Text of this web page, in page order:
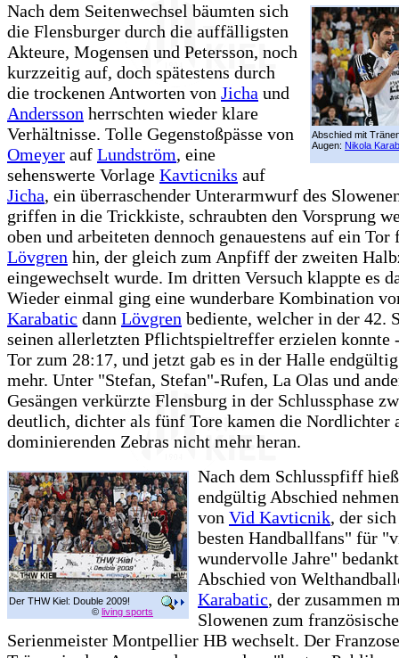
Abschied mit
Augen: Nikola
Nach dem Seitenwechsel bäumten sich
die Flensburger durch die auffälligsten
Akteure, Mogensen und Petersson, noch
kurzzeitig auf, doch spätestens durch
die trockenen Antworten von Jicha und
Andersson herrschten wieder klare
Verhältnisse. Tolle Gegenstoßpässe von
Omeyer auf Lundström, eine
sehenswerte Vorlage Kavticniks auf
Jicha, ein überraschender Unterarmwurf des
griffen in die Trickkiste, schraubten den Vorsprung
oben und arbeiteten dennoch genauestens auf ein
Lövgren hin, der gleich zum Anpfiff der zweiten
eingewechselt wurde. Im dritten Versuch klappte es
Wieder einmal ging eine wunderbare Kombination
Karabatic dann Lövgren bediente, welcher in der 42.
seinen allerletzten Pflichtspieltreffer erzielen konnte
Tor zum 28:17, und jetzt gab es in der Halle
mehr. Unter "Stefan, Stefan"-Rufen, La Olas und
Gesängen verkürzte Flensburg in der Schlussphase
deutlich, dichter als fünf Tore kamen die Nordlichter
dominierenden Zebras nicht mehr heran.
Der THW Kiel: Double 2009!
© living sports
Nach dem Schlusspfiff
endgültig Abschied
von Vid Kavticnik, der
besten Handballfans" für
wundervolle Jahre"
Abschied von
Karabatic, der zusammen
Slowenen zum
Serienmeister Montpellier HB wechselt. Der